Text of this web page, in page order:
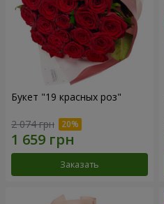
Букет "19 красных роз"
2 074 грн
Заказать